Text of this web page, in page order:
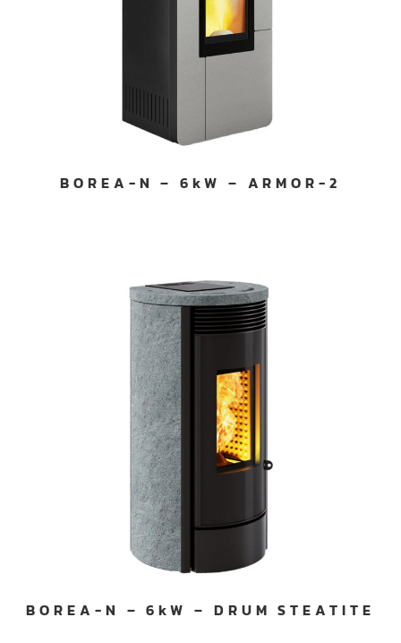
BOREA-N – 6kW – ARMOR-2
BOREA-N – 6kW – DRUM STEATITE